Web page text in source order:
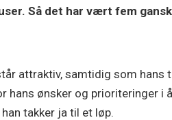
Så det har vært fem
attraktiv, samtidig som hans
ønsker og prioriteringer i
takker ja til et løp.